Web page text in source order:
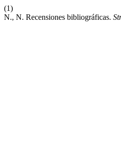
(1)
N., N. Recensiones bibliográficas.